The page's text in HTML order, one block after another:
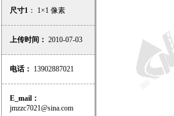
尺寸1 ： 1×1 像素
上传时间： 2010-07-03
电话： 13902887021
E_mail：
jmzzc7021@sina.com